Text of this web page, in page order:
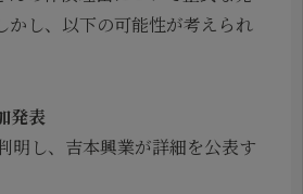
かし、以下の可能性が考えられ
発表
明し、吉本興業が詳細を公表す